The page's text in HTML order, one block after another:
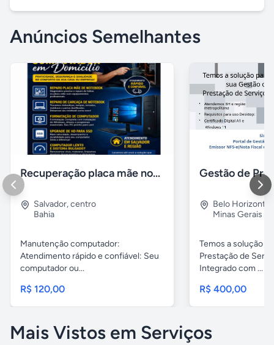
Anúncios Semelhantes
Recuperação placa mãe notebook, Instalação de windows
Salvador,centro
Bahia
Manutenção computador:
Atendimento rápido e confiável: Seu
computador ou...
R$ 120,00
Belo Horizonte
Minas Gerais
Temos a solução
Prestação de
Integrado com ...
R$ 400,00
Mais Vistos em Serviços